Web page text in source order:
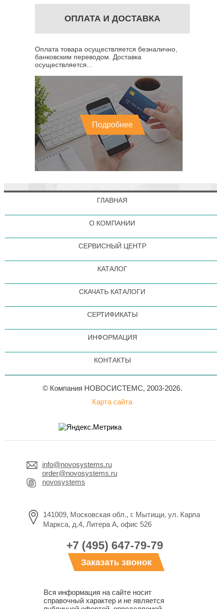
ОПЛАТА И ДОСТАВКА
Оплата товара осуществляется безналично,
банковским переводом. Доставка
осуществляется...
Подробнее
ГЛАВНАЯ
О КОМПАНИИ
СЕРВИСНЫЙ ЦЕНТР
КАТАЛОГ
СКАЧАТЬ КАТАЛОГИ
СЕРТИФИКАТЫ
ИНФОРМАЦИЯ
КОНТАКТЫ
© Компания НОВОСИСТЕМС, 2003-2026.
Карта сайта
info@novosystems.ru
order@novosystems.ru
novosystems
141009, Московская обл., г. Мытищи, ул. Карла
Маркса, д.4, Литера А, офис 526
+7 (495) 647-79-79
Заказать звонок
Вся информация на сайте носит
справочный характер и не является